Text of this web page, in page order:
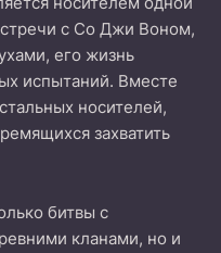
с Со Джи Воном,
его жизнь
испытаний. Вместе
носителей,
захватить
битвы с
кланами, но и